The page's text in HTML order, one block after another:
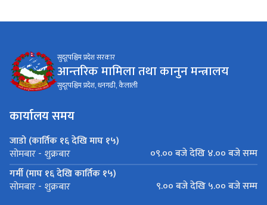
सुदूरपश्चिम प्रदेश सरकार
आन्तरिक मामिला तथा कानुन मन्त्रालय
सुदूरपश्चिम प्रदेश, धनगढी, कैलाली
कार्यालय समय
जाडो (कार्तिक १६ देखि माघ १५)
सोमबार - शुक्रबार
०९.०० बजे देखि ४.०० बजे सम्म
गर्मी (माघ १६ देखि कार्तिक १५)
सोमबार - शुक्रबार ९.०० बजे देखि ५.०० बजे सम्म